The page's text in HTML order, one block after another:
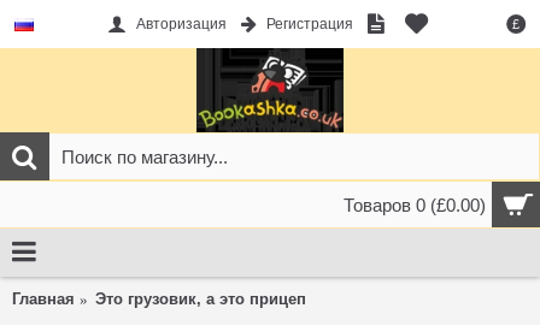
£
Авторизация Регистрация
Товаров 0 (£0.00)
Главная Это грузовик, а это прицеп